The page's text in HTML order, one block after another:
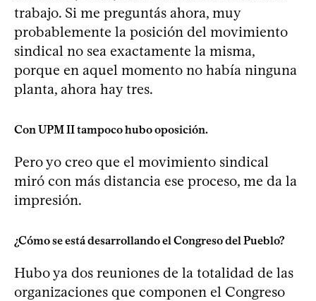
trabajo. Si me preguntás ahora, muy
probablemente la posición del movimiento
sindical no sea exactamente la misma,
porque en aquel momento no había ninguna
planta, ahora hay tres.
Con UPM II tampoco hubo oposición.
Pero yo creo que el movimiento sindical
miró con más distancia ese proceso, me da la
impresión.
¿Cómo se está desarrollando el Congreso del Pueblo?
Hubo ya dos reuniones de la totalidad de las
organizaciones que componen el Congreso